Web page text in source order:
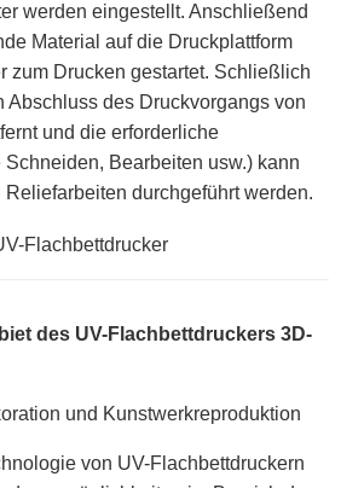
werden eingestellt. Anschließend
Material auf die Druckplattform
zum Drucken gestartet. Schließlich
Abschluss des Druckvorgangs von
und die erforderliche
Bearbeiten usw.) kann
durchgeführt werden.
des UV-Flachbettdruckers 3D-
und Kunstwerkreproduktion
von UV-Flachbettdruckern